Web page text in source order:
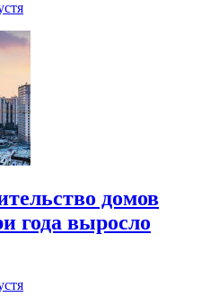
домов
года выросло